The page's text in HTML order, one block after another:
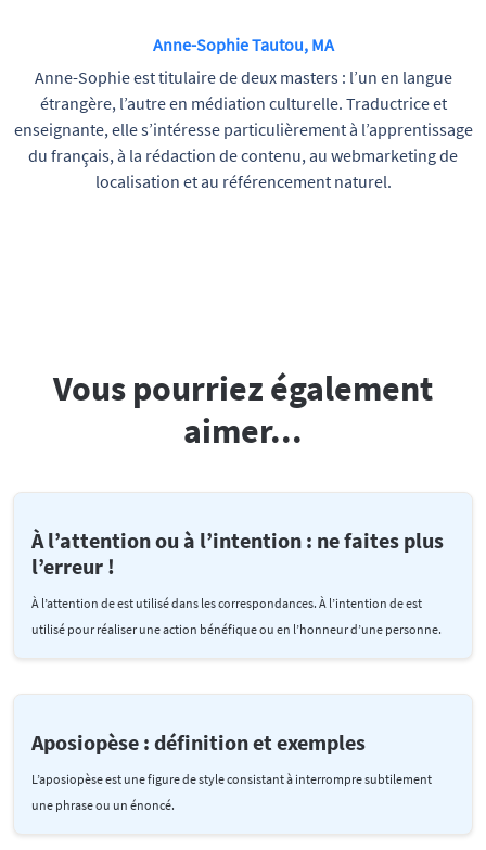
Anne-Sophie Tautou, MA
Anne-Sophie est titulaire de deux masters : l’un en langue
étrangère, l’autre en médiation culturelle. Traductrice et
enseignante, elle s’intéresse particulièrement à l’apprentissage
du français, à la rédaction de contenu, au webmarketing de
localisation et au référencement naturel.
Vous pourriez également
aimer...
À l’attention ou à l’intention : ne faites plus
l’erreur !
À l’attention de est utilisé dans les correspondances. À l’intention de est
utilisé pour réaliser une action bénéfique ou en l’honneur d’une personne.
Aposiopèse : définition et exemples
L’aposiopèse est une figure de style consistant à interrompre subtilement
une phrase ou un énoncé.